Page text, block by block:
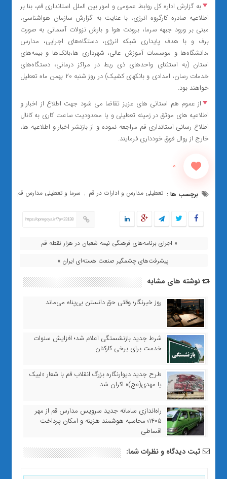
به گزارش اداره کل روابط عمومی و امور بین الملل استانداری قم، بنا بر
اطلاعیه صادره کارگروه انرژی، با عنایت به گزارش سازمان هواشناسی،
مبنی بر ورود جبهه سرما، برودت هوا و بارش نزولات آسمانی به صورت
برف و با هدف پایداری شبکه انرژی، دستگاه‌های اجرایی، مدارس
،دانشگاه‌ها و موسسات آموزش عالی، شهرداری ها،بانک‌ها و بیمه‌های
استان (به استثنای واحدهای ذی ربط در مراکز درمانی، دستگاه‌های
خدمات‌ رسان، امدادی و بانکهای کشیک) در روز شنبه ۲۰ بهمن ماه تعطیل
خواهند بود.
از عموم هم استانی های عزیز تقاضا می شود جهت اطلاع از اخبار و
اطلاعیه های موثق در زمینه تعطیلی و یا محدودیت ساعت کاری به کانال
اطلاع رسانی استانداری قم مراجعه نموده و از بازنشر اخبار و اطلاعیه ها،
خارج از روال فوق خودداری فرمایند.
0
برچسب ها : تعطیلی مدارس و ادارات در قم , سرما و تعطیلی مدارس قم
https://qomgoya.ir/?p=23138
« اجرای برنامه‌های فرهنگی نیمه شعبان در هزار نقطه قم
پیشرفت‌های چشمگیر صنعت هسته‌ای ایران »
نوشته های مشابه
روز خبرنگار؛ وقتی حق دانستن بی‌پناه می‌ماند
شرط جدید بازنشستگی اعلام شد؛ افزایش سنوات
خدمت برای برخی کارکنان
طرح جدید دیوارنگاره بزرگ انقلاب قم با شعار «لبیک
یا مهدی(عج)» اکران شد.
راه‌اندازی سامانه جدید سرویس مدارس قم از مهر
۱۴۰۵؛ محاسبه هوشمند هزینه و امکان پرداخت
اقساطی
ثبت دیدگاه و نظرات شما: